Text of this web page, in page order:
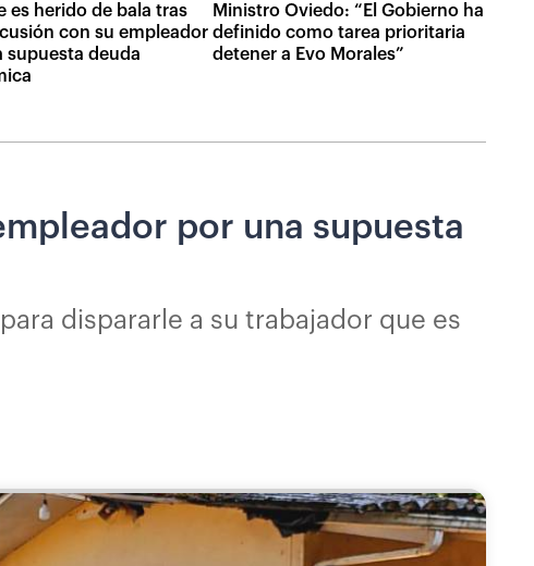
es herido de bala tras
con su empleador
supuesta deuda
Ministro Oviedo: “El Gobierno ha
definido como tarea prioritaria
detener a Evo Morales”
por una supuesta
dispararle a su trabajador que es